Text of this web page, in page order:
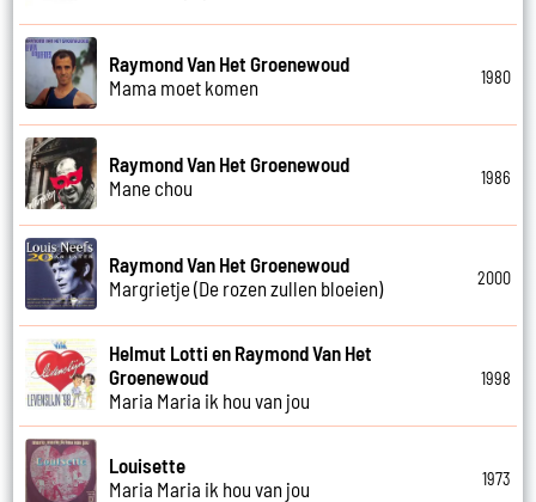
Raymond Van Het Groenewoud
Mama moet komen
1980
Raymond Van Het Groenewoud
Mane chou
1986
Raymond Van Het Groenewoud
Margrietje (De rozen zullen bloeien)
2000
Helmut Lotti en Raymond Van Het
Groenewoud
Maria Maria ik hou van jou
1998
Louisette
Maria Maria ik hou van jou
1973